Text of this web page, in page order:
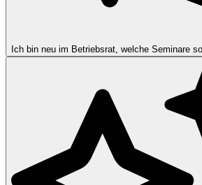
Ich bin neu im Betriebsrat, welche Seminare